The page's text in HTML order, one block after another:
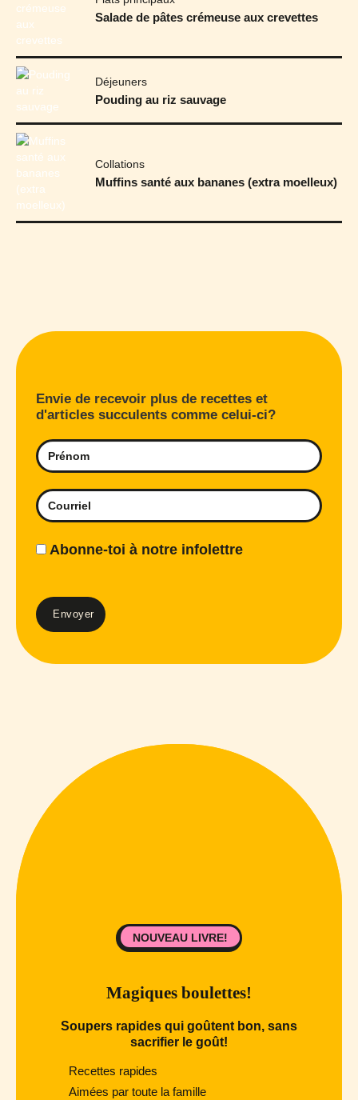
Salade de pâtes crémeuse aux crevettes
Déjeuners
Pouding au riz sauvage
Collations
Muffins santé aux bananes (extra moelleux)
Envie de recevoir plus de recettes et
d'articles succulents comme celui-ci?
Abonne-toi à notre infolettre
Magiques boulettes!
Soupers rapides qui goûtent bon, sans
sacrifier le goût!
Recettes rapides
Aimées par toute la famille
NOUVEAU LIVRE!